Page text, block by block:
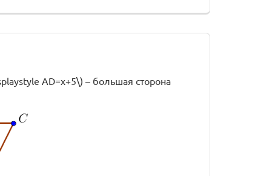
AD=x+5\) – большая сторона